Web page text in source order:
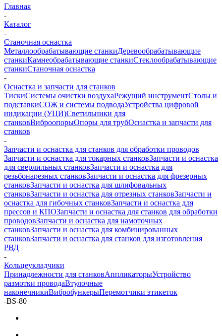
Главная
-
Каталог
-
Станочная оснастка
Металлообрабатывающие станкиДеревообрабатывающие
станкиКамнеобрабатывающие станкиСтеклообрабатывающие
станкиСтаночная оснастка
-
Оснастка и запчасти для станков
ТискиСистемы очистки воздухаРежущий инструментСтолы и
подставкиСОЖ и системы подводаУстройства цифровой
индикации (УЦИ)Светильники для
станковВиброопорыОпоры для трубОснастка и запчасти для
станков
-
Запчасти и оснастка для станков для обработки проводов
Запчасти и оснастка для токарных станковЗапчасти и оснастка
для сверлильных станковЗапчасти и оснастка для
резьбонарезных станковЗапчасти и оснастка для фрезерных
станковЗапчасти и оснастка для шлифовальных
станковЗапчасти и оснастка для отрезных станковЗапчасти и
оснастка для гибочных станковЗапчасти и оснастка для
прессов и КПОЗапчасти и оснастка для станков для обработки
проводовЗапчасти и оснастка для намоточных
станковЗапчасти и оснастка для комбинированных
станковЗапчасти и оснастка для станков для изготовления
РВД
-
Кольцеукладчики
Принадлежности для станковАппликаторыУстройство
размотки проводаВтулочные
наконечникиВибробункерыПеремотчики этикеток
-BS-80